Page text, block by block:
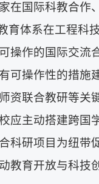
在国际科教合作
育体系在工程科
操作的国际交流
可操作性的措施
资联合教研等关
应主动搭建跨国
科研项目为纽带
教育开放与科技